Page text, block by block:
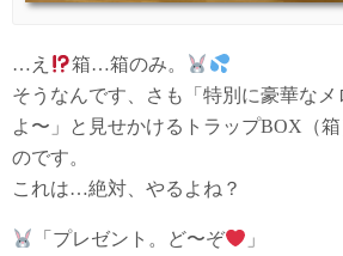
…え
箱…箱のみ。
そうなんです、さも「特別に豪華な
よ〜」と見せかけるトラップBOX（
のです。
これは…絶対、やるよね？
「プレゼント。ど〜ぞ
」